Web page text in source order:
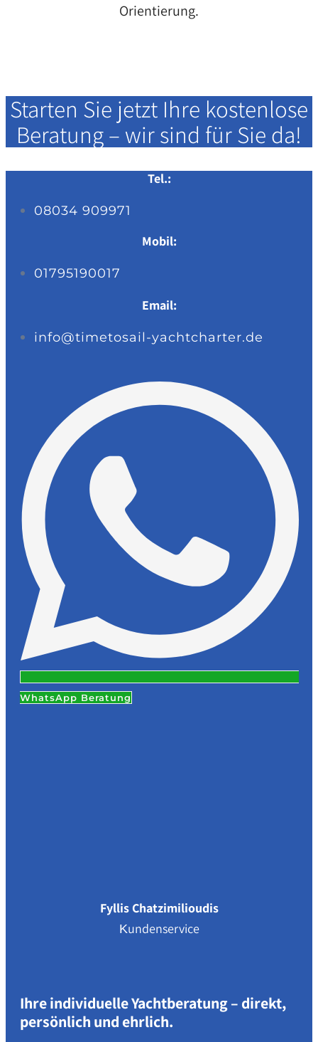
Orientierung.
Starten Sie jetzt Ihre kostenlose
Beratung – wir sind für Sie da!
Tel.:
08034 909971
Mobil:
01795190017
Email:
info@timetosail-yachtcharter.de
WhatsApp Beratung
Fyllis Chatzimilioudis
Κundenservice
Ihre individuelle Yachtberatung – direkt,
persönlich und ehrlich.